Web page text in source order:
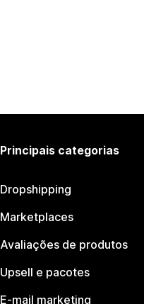
Principais categorias
Dropshipping
Marketplaces
Avaliações de produtos
Upsell e pacotes
E-mail marketing